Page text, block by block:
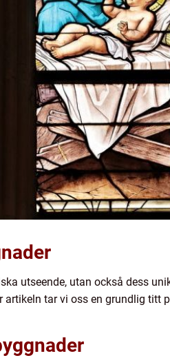
utseende, utan också dess
tar vi oss en grundlig titt